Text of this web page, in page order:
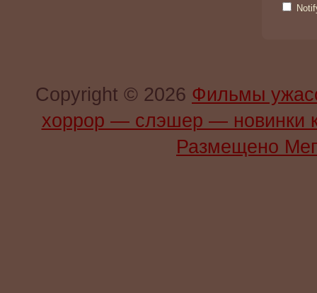
Copyright © 2026 Фильмы
хоррор — слэшер —
Размещено